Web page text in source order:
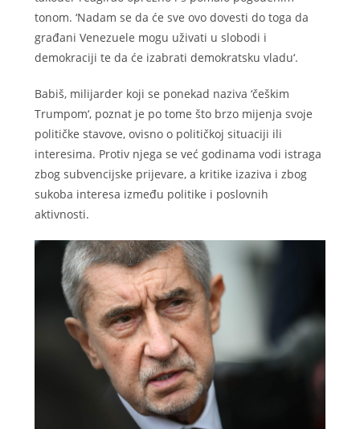
tonom. ‘Nadam se da će sve ovo dovesti do toga da
građani Venezuele mogu uživati u slobodi i
demokraciji te da će izabrati demokratsku vladu‘.
Babiš, milijarder koji se ponekad naziva ‘češkim
Trumpom‘, poznat je po tome što brzo mijenja svoje
političke stavove, ovisno o političkoj situaciji ili
interesima. Protiv njega se već godinama vodi istraga
zbog subvencijske prijevare, a kritike izaziva i zbog
sukoba interesa između politike i poslovnih
aktivnosti.